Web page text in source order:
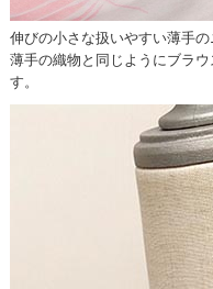
伸びの小さな扱いやすい薄手の
薄手の織物と同じようにブラ
す。